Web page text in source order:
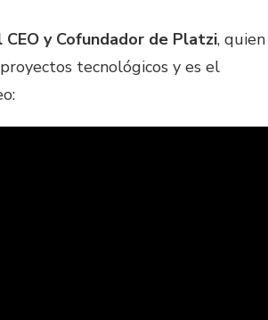
y Cofundador de Platzi, quien
tecnológicos y es el